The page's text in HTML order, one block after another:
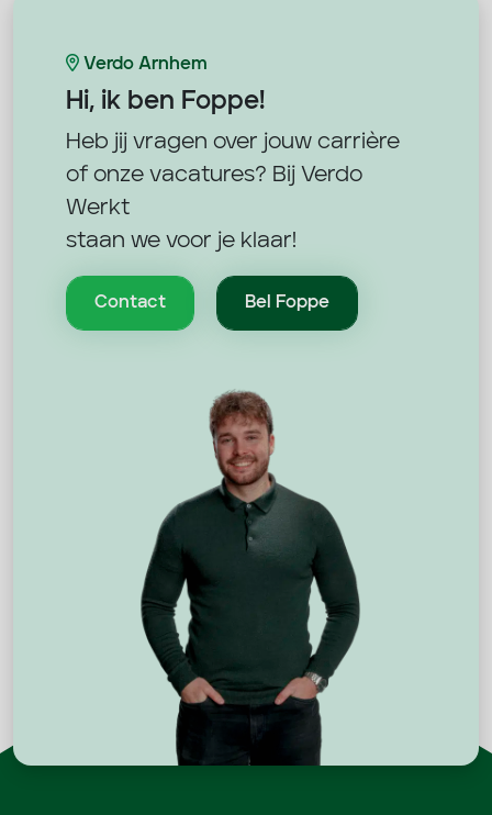
Verdo Arnhem
Hi, ik ben Foppe!
Heb jij vragen over jouw carrière
of onze vacatures? Bij Verdo
Werkt
staan we voor je klaar!
Contact Bel Foppe